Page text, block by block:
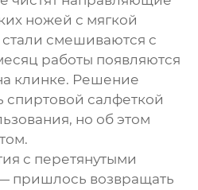
ножей с мягкой
смешиваются с
работы появляются
клинке. Решение
спиртовой салфеткой
но об этом
с перетянутыми
пришлось возвращать